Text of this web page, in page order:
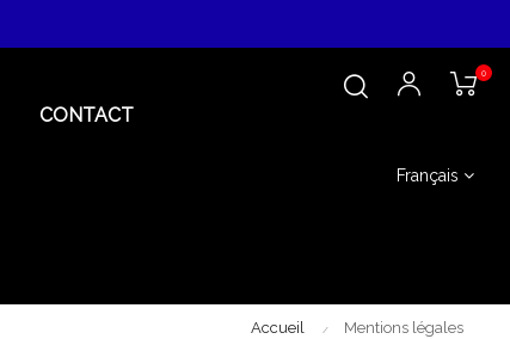
CONTACT
0
Français
Accueil Mentions légales